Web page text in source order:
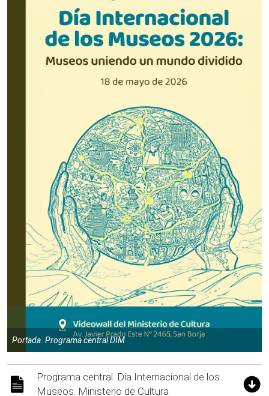
Portada. Programa central DIM
Programa central. Día Internacional de los
Museos. Ministerio de Cultura